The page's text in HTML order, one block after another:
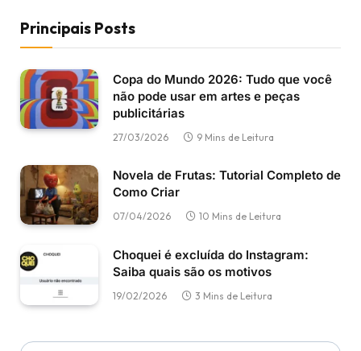
Principais Posts
Copa do Mundo 2026: Tudo que você
não pode usar em artes e peças
publicitárias
27/03/2026 9 Mins de Leitura
Novela de Frutas: Tutorial Completo de
Como Criar
07/04/2026 10 Mins de Leitura
Choquei é excluída do Instagram:
Saiba quais são os motivos
19/02/2026 3 Mins de Leitura